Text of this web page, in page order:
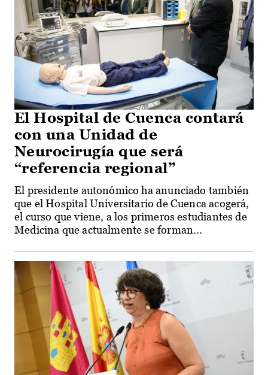
El Hospital de Cuenca contará
con una Unidad de
Neurocirugía que será
“referencia regional”
El presidente autonómico ha anunciado también
que el Hospital Universitario de Cuenca acogerá,
el curso que viene, a los primeros estudiantes de
Medicina que actualmente se forman...